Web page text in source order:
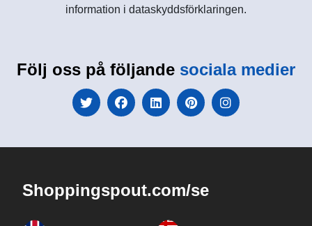
information i dataskyddsförklaringen.
Följ oss på följande sociala medier
Shoppingspout.com/se